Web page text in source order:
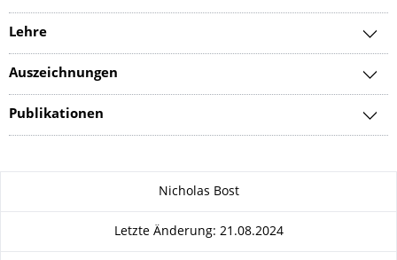
Lehre
Auszeichnungen
Publikationen
Nicholas Bost
Letzte Änderung: 21.08.2024